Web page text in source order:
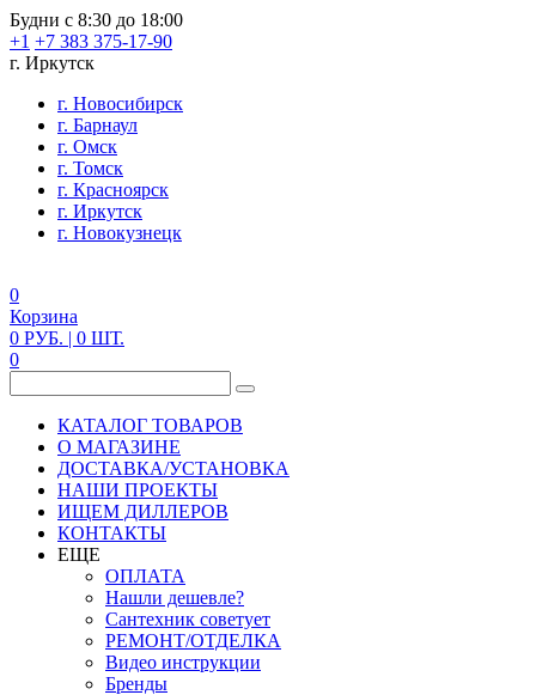
Будни с 8:30 до 18:00
+1 +7 383 375-17-90
г. Иркутск
г. Новосибирск
г. Барнаул
г. Омск
г. Томск
г. Красноярск
г. Иркутск
г. Новокузнецк
0
Корзина
0 РУБ. | 0 ШТ.
0
КАТАЛОГ ТОВАРОВ
О МАГАЗИНЕ
ДОСТАВКА/УСТАНОВКА
НАШИ ПРОЕКТЫ
ИЩЕМ ДИЛЛЕРОВ
КОНТАКТЫ
ЕЩЕ
ОПЛАТА
Нашли дешевле?
Сантехник советует
РЕМОНТ/ОТДЕЛКА
Видео инструкции
Бренды